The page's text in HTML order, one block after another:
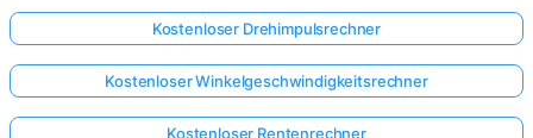
Kostenloser Drehimpulsrechner
Kostenloser Winkelgeschwindigkeitsrechner
Kostenloser Rentenrechner